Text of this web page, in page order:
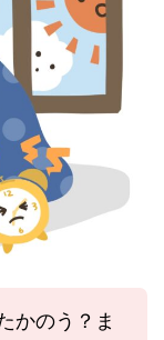
かのう？ま